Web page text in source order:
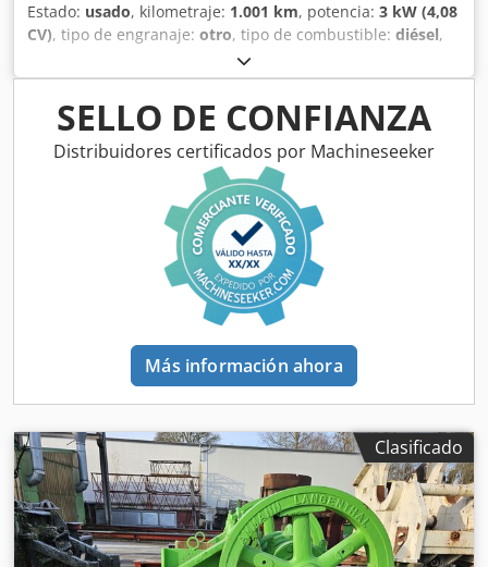
Estado: usado, kilometraje: 1.001 km, potencia: 3 kW (4,08
CV), tipo de engranaje: otro, tipo de combustible: diésel,
, peso en vacío:
01/2006, Año de fabricación:2006, cabina del conductor:
, Ubicación del vehículo: Bovenden, Dedpfxoxy Sw So
Ak Uskr ¡Motor diésel Hatz! INFORMACIÓN SOBRE
ACCESORIOS SIN GARANTÍA, sujeta a cambios, venta previa
SELLO DE CONFIANZA
Distribuidores certificados por Machineseeker
Más información ahora
Clasificado